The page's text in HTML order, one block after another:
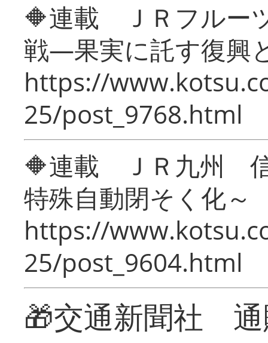
🔶連載 ＪＲフルー
戦―果実に託す復興
https://
25/post_9768.html
🔶連載 ＪＲ九州 信
特殊自動閉そく化～
https://
25/post_9604.html
🎁交通新聞社